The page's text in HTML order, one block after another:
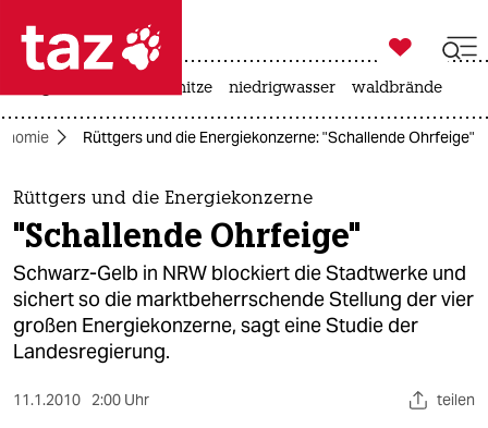
 taz zahl ich
taz zahl ich
themen
politik
öko
gesellschaft
kultur

taz zahl ich
hitze niedrigwasser waldbrände
Rüttgers und die Energiekonzerne: "Schallende Ohrfeige"
Rüttgers und die Energiekonzerne
"Schallende Ohrfeige"
Schwarz-Gelb in NRW blockiert die Stadtwerke und
sichert so die marktbeherrschende Stellung der vier
großen Energiekonzerne, sagt eine Studie der
Landesregierung.
11.1.2010 2:00 Uhr teilen